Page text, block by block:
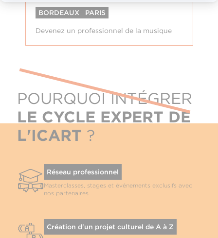
BORDEAUX PARIS
Devenez un professionnel de la musique
POURQUOI INTÉGRER
LE CYCLE EXPERT DE
L'ICART ?
Réseau professionnel
Masterclasses, stages et événements exclusifs avec
nos partenaires
Création d'un projet culturel de A à Z